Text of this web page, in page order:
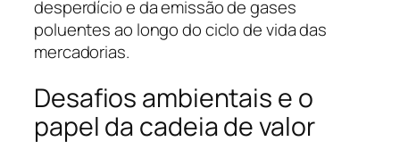
desperdício e da emissão de gases
poluentes ao longo do ciclo de vida das
mercadorias.
Desafios ambientais e o
papel da cadeia de valor